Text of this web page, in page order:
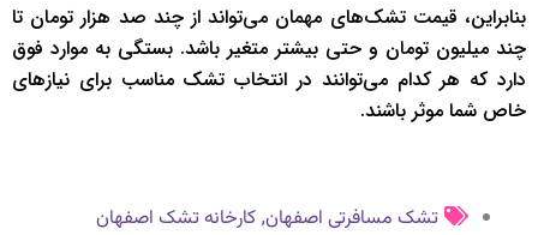
بنابراین، قیمت تشک‌های مهمان می‌تواند از چند صد هزار تومان تا
چند میلیون تومان و حتی بیشتر متغیر باشد. بستگی به موارد فوق
دارد که هر کدام می‌توانند در انتخاب تشک مناسب برای نیازهای
خاص شما موثر باشند.
تشک مسافرتی اصفهان, کارخانه تشک اصفهان